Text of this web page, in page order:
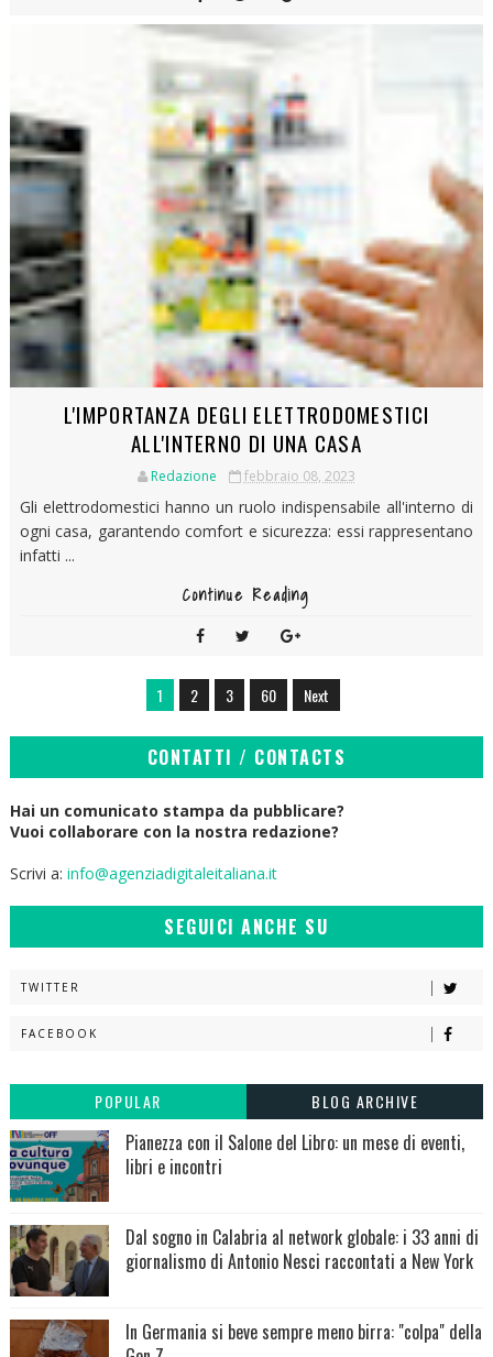
L'IMPORTANZA DEGLI ELETTRODOMESTICI
ALL'INTERNO DI UNA CASA
Redazione febbraio 08, 2023
Gli elettrodomestici hanno un ruolo indispensabile all'interno di
ogni casa, garantendo comfort e sicurezza: essi rappresentano
infatti ...
Continue Reading
1 2 3 60 Next
CONTATTI / CONTACTS
Hai un comunicato stampa da pubblicare?
Vuoi collaborare con la nostra redazione?
Scrivi a: info@agenziadigitaleitaliana.it
SEGUICI ANCHE SU
TWITTER
FACEBOOK
POPULAR BLOG ARCHIVE
Pianezza con il Salone del Libro: un mese di eventi,
libri e incontri
Dal sogno in Calabria al network globale: i 33 anni di
giornalismo di Antonio Nesci raccontati a New York
In Germania si beve sempre meno birra: "colpa" della